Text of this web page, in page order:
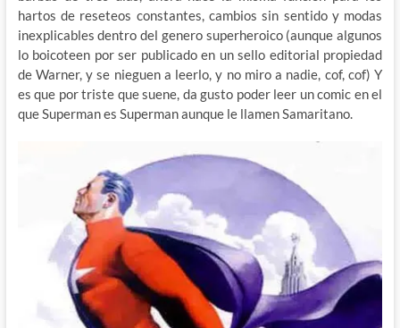
hartos de reseteos constantes, cambios sin sentido y modas
inexplicables dentro del genero superheroico (aunque algunos
lo boicoteen por ser publicado en un sello editorial propiedad
de Warner, y se nieguen a leerlo, y no miro a nadie, cof, cof) Y
es que por triste que suene, da gusto poder leer un comic en el
que Superman es Superman aunque le llamen Samaritano.